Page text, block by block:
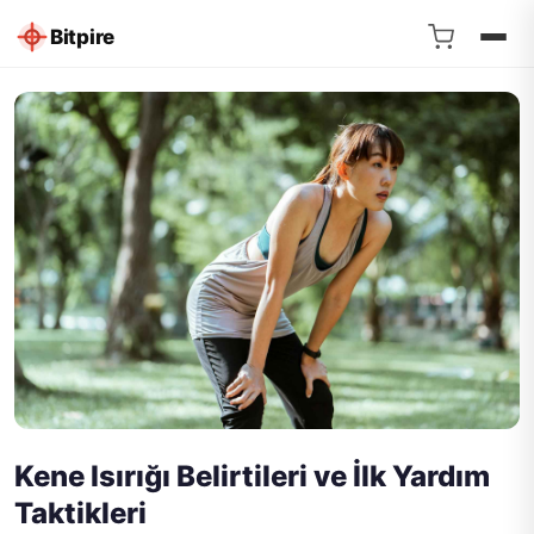
Bitpire
Kene Isırığı Belirtileri ve İlk Yardım
Taktikleri